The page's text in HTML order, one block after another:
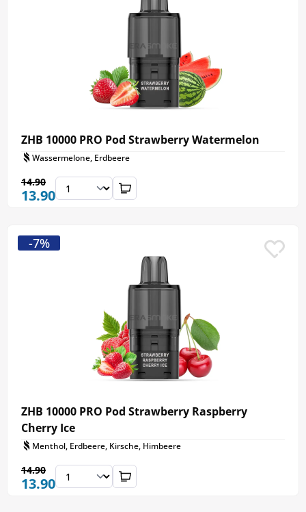
ZHB 10000 PRO Pod Strawberry Watermelon
Wassermelone, Erdbeere
13.90
14.90
ZHB 10000 PRO Pod Strawberry Raspberry
Cherry Ice
Menthol, Erdbeere, Kirsche, Himbeere
13.90
14.90
-7%